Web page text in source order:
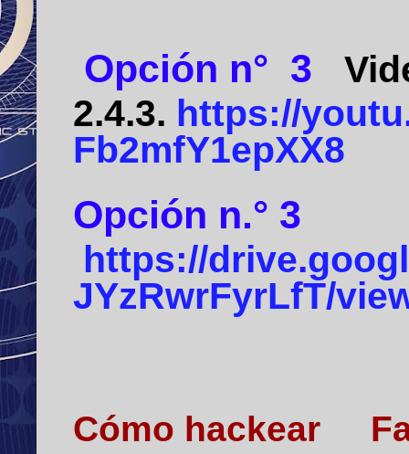
Opción n° 3
2.4.3. https://
Fb2mfY1epXX8
Opción n.° 3
https://
JYzRwrFyrLfT/
Cómo hackear